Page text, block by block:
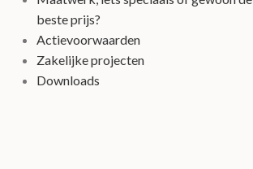
beste prijs?
Actievoorwaarden
Zakelijke projecten
Downloads